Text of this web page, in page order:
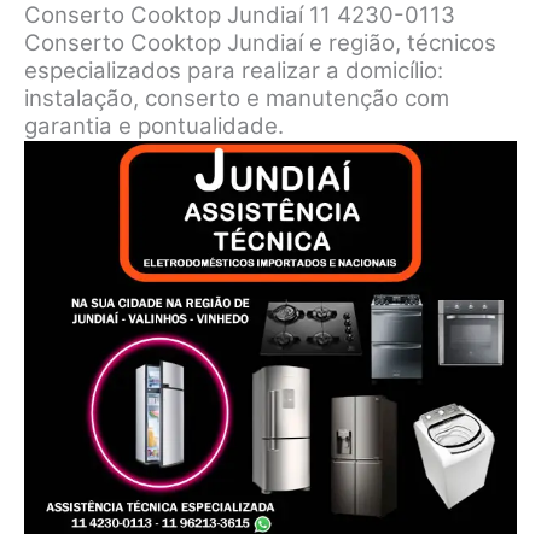
Conserto Cooktop Jundiaí 11 4230-0113
Conserto Cooktop Jundiaí e região, técnicos
especializados para realizar a domicílio:
instalação, conserto e manutenção com
garantia e pontualidade.